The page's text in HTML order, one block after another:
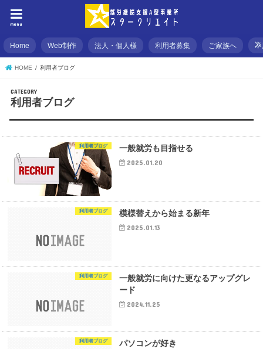
menu
Home Web制作 法人・個人様 利用者募集 ご家族へ
HOME 利用者ブログ
利用者ブログ
利用者ブログ 一般就労も目指せる
2025.01.20
利用者ブログ 模様替えから始まる新年
2025.01.13
利用者ブログ
一般就労に向けた更なるアップグレ
ード
2024.11.25
利用者ブログ パソコンが好き